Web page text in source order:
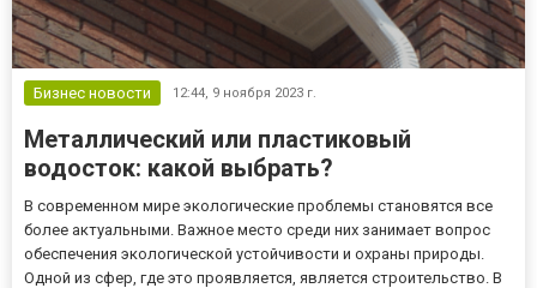
Бизнес новости 12:44, 9 ноября 2023 г.
Металлический или пластиковый
водосток: какой выбрать?
В современном мире экологические проблемы становятся все
более актуальными. Важное место среди них занимает вопрос
обеспечения экологической устойчивости и охраны природы.
Одной из сфер, где это проявляется, является строительство. В